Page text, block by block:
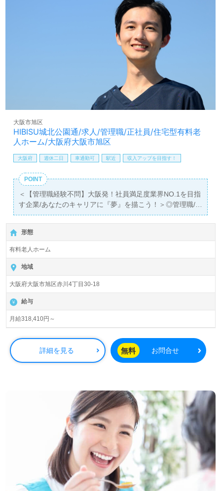
HIBISU城北公園通/求人/管理職/正社員/住宅型有料老
人ホーム/大阪府大阪市旭区
大阪市旭区
大阪府 週休二日 車通勤可 駅近 収入アップを目指す！
POINT
＜【管理職経験不問】大阪発！社員満足度業界NO.1を目指
す企業/あなたのキャリアに『夢』を描こう！＞◎管理職/
正社員募集◎
【月給318,410円以上】＊国家資格介護福祉士以上有資格
者向け求人＊『城北公園駅』徒歩9分。お車通勤可能で
す。
入居定員25名（25室/全室個室）『HIBISU（ハイビス）城
北公園通』株式会社BISCUSS（ビスカス）本社：大阪府大
阪市様の運営です。従業員数450名以上、大阪市、泉大津
市、岸和田市、堺市、泉佐野市、柏原市、兵庫県尼崎市を
中心に26拠点の有料老人ホーム、サービス付き高齢者向け
住宅、訪問看護/介護、訪問鍼灸、あんま指圧マッサージを
展開されています。スローガンは『人にやさしい施設』
『最高の笑顔と最高のサービスをご提供』。
◎介護業界の未来とわたしのこれからを描く！管理職とし
もちろん、これから管理職を目指される方も幅広く募集し
ます。明るく活気のある職場環境、チャレンジを推奨する
カルチャーも働くあなたのやりがいに！『ご利用者様とご
家族様に喜んでもらえる事業所をつくりたい』『資格/経験
を活かしたい、仕事を通じて成長したい』『みんなが主役
の組織つくりを実現したい、やりがいを感じる職場環境を
整備したい』『実現したい夢やビジョンがある』『転職で
キャリアアップを実現したい』『施設形態や環境を変えて
働きたい』等の方も大歓迎です！社員満足度業界NO.1を目
指す『株式会社BISCUSS』様の管理職として、あなたの
形態
有料老人ホーム
地域
大阪府大阪市旭区赤川4丁目30‐18
給与
月給318,410円～
詳細を見る 無料 お問合せ